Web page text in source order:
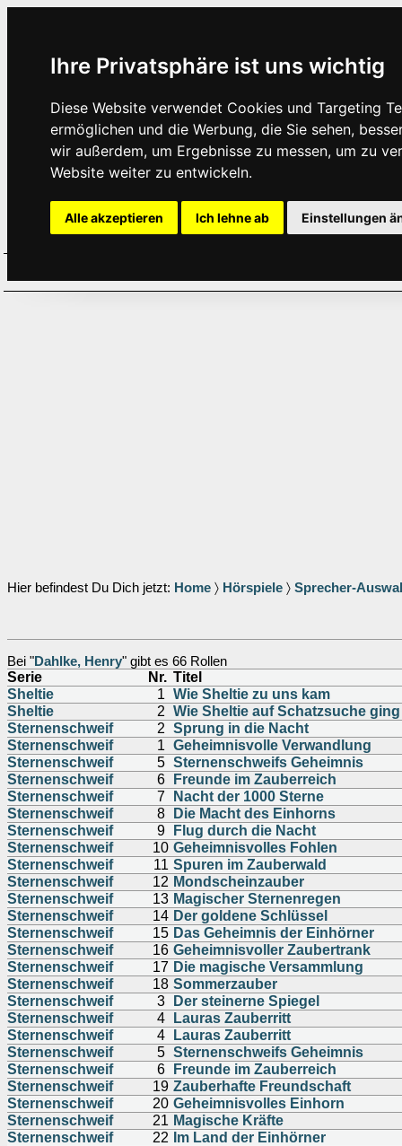
Ihre Privatsphäre ist uns wichtig
Diese Website verwendet Cookies und Targeting
ermöglichen und die Werbung, die Sie sehen,
wir außerdem, um Ergebnisse zu messen, um zu
Website weiter zu entwickeln.
Alle akzeptieren Ich lehne ab Einstellungen
Hier befindest Du Dich jetzt: Home 〉 Hörspiele 〉 Sprecher-
Bei "Dahlke, Henry" gibt es 66 Rollen
Serie Nr. Titel
Sheltie
1 Wie Sheltie zu uns kam
Sheltie
2 Wie Sheltie auf Schatzsuche ging
Sternenschweif
2 Sprung in die Nacht
Sternenschweif
1 Geheimnisvolle Verwandlung
Sternenschweif
5 Sternenschweifs Geheimnis
Sternenschweif
6
Freunde im Zauberreich
Sternenschweif
7
Nacht der 1000 Sterne
Sternenschweif
8
Die Macht des Einhorns
Sternenschweif
9
Flug durch die Nacht
Sternenschweif
10 Geheimnisvolles Fohlen
Sternenschweif
11 Spuren im Zauberwald
Sternenschweif
12 Mondscheinzauber
Sternenschweif
13 Magischer Sternenregen
Sternenschweif
14 Der goldene Schlüssel
Sternenschweif
15 Das Geheimnis der Einhörner
Sternenschweif
16 Geheimnisvoller Zaubertrank
Sternenschweif
17 Die magische Versammlung
Sternenschweif
18 Sommerzauber
Sternenschweif
3
Der steinerne Spiegel
Sternenschweif
4
Lauras Zauberritt
Sternenschweif
4
Lauras Zauberritt
Sternenschweif
5 Sternenschweifs Geheimnis
Sternenschweif
6
Freunde im Zauberreich
Sternenschweif
19 Zauberhafte Freundschaft
Sternenschweif
20 Geheimnisvolles Einhorn
Sternenschweif
21 Magische Kräfte
Sternenschweif
22
Im Land der Einhörner